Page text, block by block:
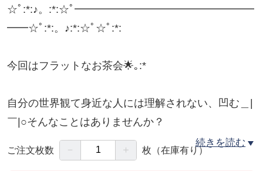
☆ﾟ:*:♪。:*:☆ﾟ━━━━━━━━━━━━━━━━━
━━☆ﾟ:*:。♪:*:☆ﾟ☆ﾟ:*:
今回はフラットなお茶会🌟｡:*
自分の世界観て身近な人には理解されない、凹む＿|
￣|○そんなことはありませんか？
既に話せる場所と思えば話しやすい上に繋がりが持
続きを読む
ご注文枚数 － ＋ 枚 （在庫有り）